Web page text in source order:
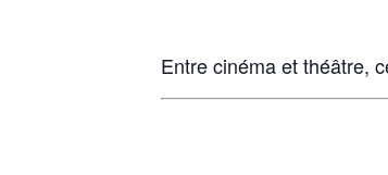
Entre cinéma et théâtre,